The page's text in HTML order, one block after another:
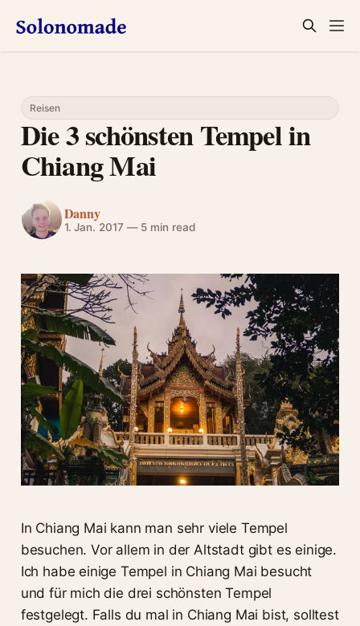
Reisen
Die 3 schönsten Tempel in
Chiang Mai
Danny
1. Jan. 2017 —5 min read
In Chiang Mai kann man sehr viele Tempel
besuchen. Vor allem in der Altstadt gibt es einige.
Ich habe einige Tempel in Chiang Mai besucht
und für mich die drei schönsten Tempel
festgelegt. Falls du mal in Chiang Mai bist, solltest